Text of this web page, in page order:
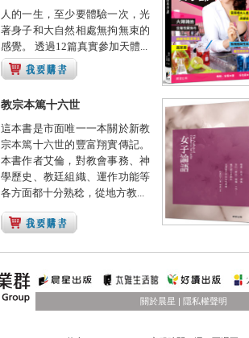
人的一生，至少要體驗一次，光
著身子和大自然相處無拘無束的
感覺。 透過12篇真實參加天體...
教宗本篤十六世
這本書是市面唯一一本關於新教
宗本篤十六世的豐富翔實傳記。
本書作者艾倫，對教會事務、神
學歷史、教廷組織、運作功能等
各方面都十分熟稔，從地方教...
關於晨星 | 隱私權聲明